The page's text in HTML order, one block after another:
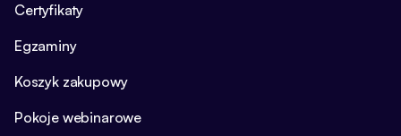
Certyfikaty
Egzaminy
Koszyk zakupowy
Pokoje webinarowe